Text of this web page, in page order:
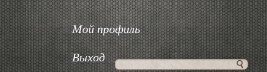
Мой профиль
Выход